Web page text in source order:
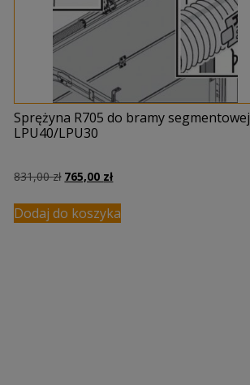
Sprężyna R705 do bramy segmentowej
LPU40/LPU30
831,00zł Pierwotna
wynosiła:
831,00 zł.
765,00 złAktualna
wynosi:
765,00 zł.
Dodaj do koszyka